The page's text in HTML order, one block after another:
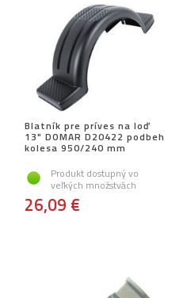
Blatník pre príves na loď
13" DOMAR D20422 podbeh
kolesa 950/240 mm
Produkt dostupný vo
veľkých množstvách
26,09 €